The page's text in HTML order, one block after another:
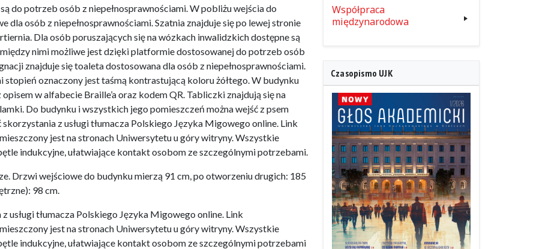
do potrzeb osób z niepełnosprawnościami. W pobliżu wejścia do
dla osób z niepełnosprawnościami. Szatnia znajduje się po lewej stronie
Dla osób poruszających się na wózkach inwalidzkich dostępne są
nimi możliwe jest dzięki platformie dostosowanej do potrzeb osób
znajduje się toaleta dostosowana dla osób z niepełnosprawnościami.
oznaczony jest taśmą kontrastującą koloru żółtego. W budynku
w alfabecie Braille’a oraz kodem QR. Tabliczki znajdują się na
Do budynku i wszystkich jego pomieszczeń można wejść z psem
z usługi tłumacza Polskiego Języka Migowego online. Link
jest na stronach Uniwersytetu u góry witryny. Wszystkie
indukcyjne, ułatwiające kontakt osobom ze szczególnymi potrzebami.
Drzwi wejściowe do budynku mierzą 91 cm, po otworzeniu drugich: 185
98 cm.
usługi tłumacza Polskiego Języka Migowego online. Link
jest na stronach Uniwersytetu u góry witryny. Wszystkie
indukcyjne, ułatwiające kontakt osobom ze szczególnymi potrzebami
Współpraca
międzynarodowa
Czasopismo UJK